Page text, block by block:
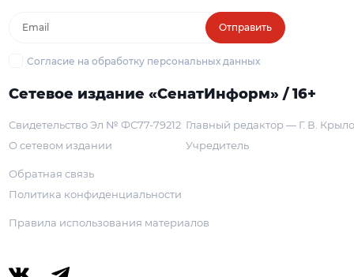
Отправить
Согласие на обработку персональных данных
Сетевое издание «СенатИнформ» / 16+
Свидетельство Эл № ФС77-79212
О сетевом издании
Главный редактор — Г. В.
Учредитель
Обратная связь
Политика конфиденциальности
Правила использования материалов